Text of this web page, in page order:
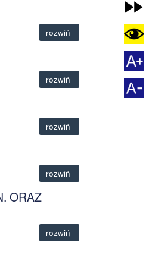
rozwiń
rozwiń
rozwiń
rozwiń
ORAZ
rozwiń